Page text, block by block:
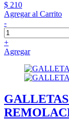
$ 210
Agregar al Carrito
-
+
Agregar